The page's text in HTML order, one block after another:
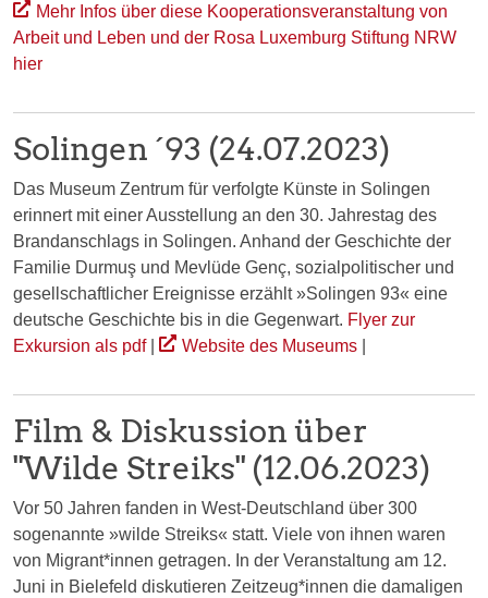
Mehr Infos über diese Kooperationsveranstaltung von
Arbeit und Leben und der Rosa Luxemburg Stiftung NRW
hier
Solingen ´93 (24.07.2023)
Das Museum Zentrum für verfolgte Künste in Solingen
erinnert mit einer Ausstellung an den 30. Jahrestag des
Brandanschlags in Solingen. Anhand der Geschichte der
Familie Durmuş und Mevlüde Genç, sozialpolitischer und
gesellschaftlicher Ereignisse erzählt »Solingen 93« eine
deutsche Geschichte bis in die Gegenwart. Flyer zur
Exkursion als pdf| Website des Museums|
Film & Diskussion über
"Wilde Streiks" (12.06.2023)
Vor 50 Jahren fanden in West-Deutschland über 300
sogenannte »wilde Streiks« statt. Viele von ihnen waren
von Migrant*innen getragen. In der Veranstaltung am 12.
Juni in Bielefeld diskutieren Zeitzeug*innen die damaligen